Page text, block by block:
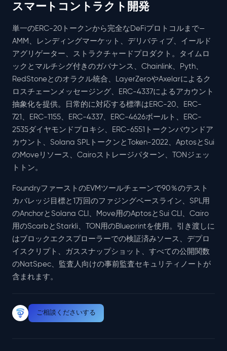
スマートコントラクト開発
単一のERC-20トークンから完全なDeFiプロトコルまで—
AMM、レンディングマーケット、デリバティブ、イールド
アグリゲーター、ストラクチャードプロダクト。タイムロ
ックとマルチシグ付きのガバナンス、Chainlink、Pyth、
RedStoneとのオラクル統合、LayerZeroやAxelarによるク
ロスチェーンメッセージング、ERC-4337によるアカウント
抽象化を提供。日常的に対応する標準はERC-20、ERC-
721、ERC-1155、ERC-4337、ERC-4626ボールト、ERC-
2535ダイヤモンドプロキシ、ERC-6551トークンバウンドア
カウント、Solana SPLトークンとToken-2022、AptosとSui
のMoveリソース、Cairoストレージパターン、TONジェッ
トトン。
FoundryファーストのEVMツールチェーンで90％のテスト
カバレッジ目標と1万回のファジングベースライン、SPL用
のAnchorとSolana CLI、Move用のAptosとSui CLI、Cairo
用のScarbとStarkli、TON用のBlueprintを使用。引き渡しに
はブロックエクスプローラーでの検証済みソース、デプロ
イスクリプト、ガススナップショット、すべての公開関数
のNatSpec、監査人向けの事前監査セキュリティノートが
含まれます。
ご相談くださいする